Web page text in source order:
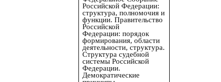
Российской Федерации:
структура, полномочия и
функции. Правительство
Российской
Федерации: порядок
формирования, области
деятельности, структура.
Структура судебной
системы Российской
Федерации.
Демократические